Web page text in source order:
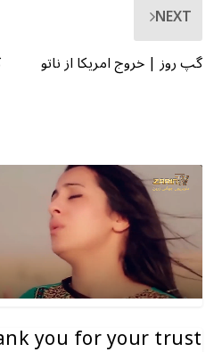
NEXT
گپ روز | خروج امریکا از ناتو
you for your trust